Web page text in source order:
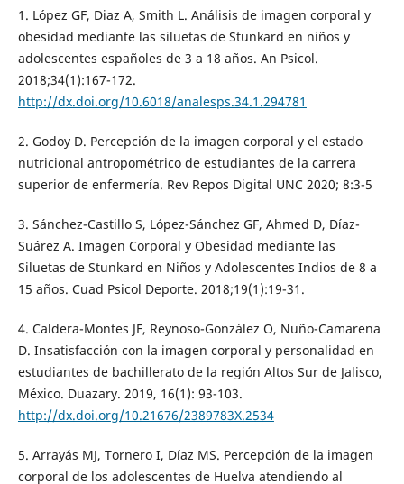
1. López GF, Diaz A, Smith L. Análisis de imagen corporal y
obesidad mediante las siluetas de Stunkard en niños y
adolescentes españoles de 3 a 18 años. An Psicol.
2018;34(1):167-172.
http://dx.doi.org/10.6018/analesps.34.1.294781
2. Godoy D. Percepción de la imagen corporal y el estado
nutricional antropométrico de estudiantes de la carrera
superior de enfermería. Rev Repos Digital UNC 2020; 8:3-5
3. Sánchez-Castillo S, López-Sánchez GF, Ahmed D, Díaz-
Suárez A. Imagen Corporal y Obesidad mediante las
Siluetas de Stunkard en Niños y Adolescentes Indios de 8 a
15 años. Cuad Psicol Deporte. 2018;19(1):19-31.
4. Caldera-Montes JF, Reynoso-González O, Nuño-Camarena
D. Insatisfacción con la imagen corporal y personalidad en
estudiantes de bachillerato de la región Altos Sur de Jalisco,
México. Duazary. 2019, 16(1): 93-103.
http://dx.doi.org/10.21676/2389783X.2534
5. Arrayás MJ, Tornero I, Díaz MS. Percepción de la imagen
corporal de los adolescentes de Huelva atendiendo al